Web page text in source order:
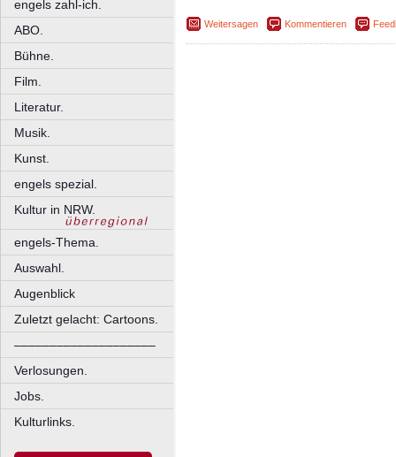
engels zahl-ich.
ABO.
Bühne.
Film.
Literatur.
Musik.
Kunst.
engels spezial.
Kultur in NRW.
engels-Thema.
Auswahl.
Augenblick
Zuletzt gelacht: Cartoons.
––––––––––––––––––––
Verlosungen.
Jobs.
Kulturlinks.
Weitersagen Kommentieren